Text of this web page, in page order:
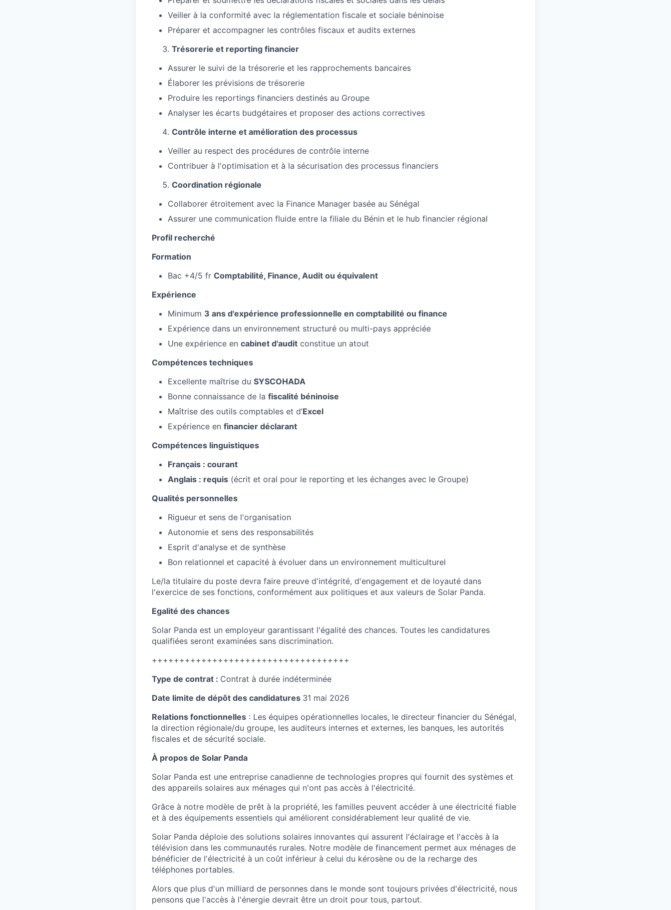
Veiller à la conformité avec la réglementation fiscale et sociale béninoise
Préparer et accompagner les contrôles fiscaux et audits externes
Trésorerie et reporting financier
Assurer le suivi de la trésorerie et les rapprochements bancaires
Élaborer les prévisions de trésorerie
Produire les reportings financiers destinés au Groupe
Analyser les écarts budgétaires et proposer des actions correctives
Contrôle interne et amélioration des processus
Veiller au respect des procédures de contrôle interne
Contribuer à l'optimisation et à la sécurisation des processus financiers
Coordination régionale
Collaborer étroitement avec la Finance Manager basée au Sénégal
Assurer une communication fluide entre la filiale du Bénin et le hub financier régional
Profil recherché
Formation
Bac +4/5 fr Comptabilité, Finance, Audit ou équivalent
Expérience
Minimum 3 ans d'expérience professionnelle en comptabilité ou finance
Expérience dans un environnement structuré ou multi-pays appréciée
Une expérience en cabinet d'audit constitue un atout
Compétences techniques
Excellente maîtrise du SYSCOHADA
Bonne connaissance de la fiscalité béninoise
Maîtrise des outils comptables et d’Excel
Expérience en financier déclarant
Compétences linguistiques
Français : courant
Anglais : requis (écrit et oral pour le reporting et les échanges avec le Groupe)
Qualités personnelles
Rigueur et sens de l'organisation
Autonomie et sens des responsabilités
Esprit d'analyse et de synthèse
Bon relationnel et capacité à évoluer dans un environnement multiculturel
Le/la titulaire du poste devra faire preuve d'intégrité, d'engagement et de loyauté dans
l'exercice de ses fonctions, conformément aux politiques et aux valeurs de Solar Panda.
Egalité des chances
Solar Panda est un employeur garantissant l'égalité des chances. Toutes les candidatures
qualifiées seront examinées sans discrimination.
++++++++++++++++++++++++++++++++++++
Type de contrat : Contrat à durée indéterminée
Date limite de dépôt des candidatures 31 mai 2026
Relations fonctionnelles : Les équipes opérationnelles locales, le directeur financier du Sénégal,
la direction régionale/du groupe, les auditeurs internes et externes, les banques, les autorités
fiscales et de sécurité sociale.
À propos de Solar Panda
Solar Panda est une entreprise canadienne de technologies propres qui fournit des systèmes et
des appareils solaires aux ménages qui n'ont pas accès à l'électricité.
Grâce à notre modèle de prêt à la propriété, les familles peuvent accéder à une électricité fiable
et à des équipements essentiels qui améliorent considérablement leur qualité de vie.
Solar Panda déploie des solutions solaires innovantes qui assurent l'éclairage et l'accès à la
télévision dans les communautés rurales. Notre modèle de financement permet aux ménages de
bénéficier de l'électricité à un coût inférieur à celui du kérosène ou de la recharge des
téléphones portables.
Alors que plus d'un milliard de personnes dans le monde sont toujours privées d'électricité, nous
pensons que l'accès à l'énergie devrait être un droit pour tous, partout.